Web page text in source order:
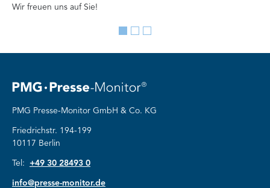
Wir freuen uns auf Sie!
Go
slide
Go
slide
Go
slide
PMG Presse-Monitor GmbH & Co. KG
Friedrichstr. 194-199
10117 Berlin
Tel: +49 30 28493 0
info@presse-monitor.de